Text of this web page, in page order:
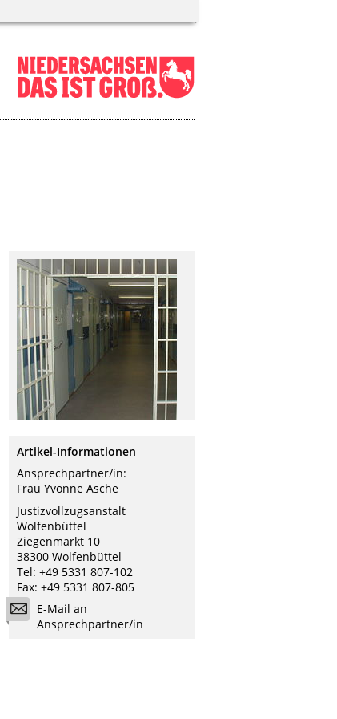
Artikel-Informationen
Ansprechpartner/in:
Frau Yvonne Asche
Justizvollzugsanstalt
Wolfenbüttel
Ziegenmarkt 10
38300 Wolfenbüttel
Tel: +49 5331 807-102
Fax: +49 5331 807-805
E-Mail an
Ansprechpartner/in